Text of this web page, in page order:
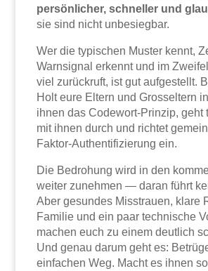
persönlicher, schneller und
sie sind nicht unbesiegbar.
Wer die typischen Muster kennt,
Warnsignal erkennt und im
viel zurückruft, ist gut aufgestellt.
Holt eure Eltern und Grosseltern
ihnen das Codewort-Prinzip, geht
mit ihnen durch und richtet
Faktor-Authentifizierung ein.
Die Bedrohung wird in den
weiter zunehmen — daran führt
Aber gesundes Misstrauen, klare
Familie und ein paar technische
machen euch zu einem deutlich
Und genau darum geht es:
einfachen Weg. Macht es ihnen